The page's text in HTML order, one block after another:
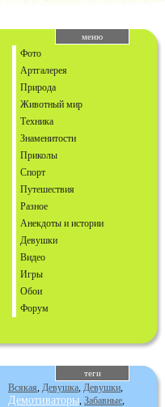
меню
Фото
Артгалерея
Природа
Животный мир
Техника
Знаменитости
Приколы
Спорт
Путешествия
Разное
Анекдоты и истории
Девушки
Видео
Игры
Обои
Форум
теги
Всякая, Девушка, Девушки,
Демотиваторы, Забавные,